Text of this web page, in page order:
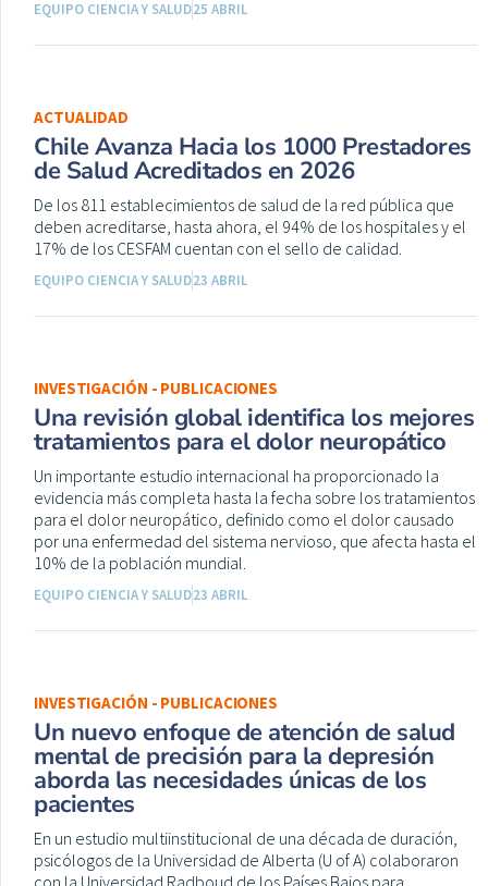
EQUIPO CIENCIA Y SALUD25 ABRIL
ACTUALIDAD
Chile Avanza Hacia los 1000 Prestadores
de Salud Acreditados en 2026
De los 811 establecimientos de salud de la red pública que
deben acreditarse, hasta ahora, el 94% de los hospitales y el
17% de los CESFAM cuentan con el sello de calidad.
EQUIPO CIENCIA Y SALUD23 ABRIL
INVESTIGACIÓN - PUBLICACIONES
Una revisión global identifica los mejores
tratamientos para el dolor neuropático
Un importante estudio internacional ha proporcionado la
evidencia más completa hasta la fecha sobre los tratamientos
para el dolor neuropático, definido como el dolor causado
por una enfermedad del sistema nervioso, que afecta hasta el
10% de la población mundial.
EQUIPO CIENCIA Y SALUD23 ABRIL
INVESTIGACIÓN - PUBLICACIONES
Un nuevo enfoque de atención de salud
mental de precisión para la depresión
aborda las necesidades únicas de los
pacientes
En un estudio multiinstitucional de una década de duración,
psicólogos de la Universidad de Alberta (U of A) colaboraron